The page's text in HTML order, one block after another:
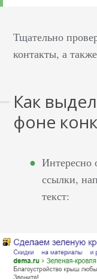
Тщательно
контакты, а
Как
фоне
Интересно
ссылки,
текст: